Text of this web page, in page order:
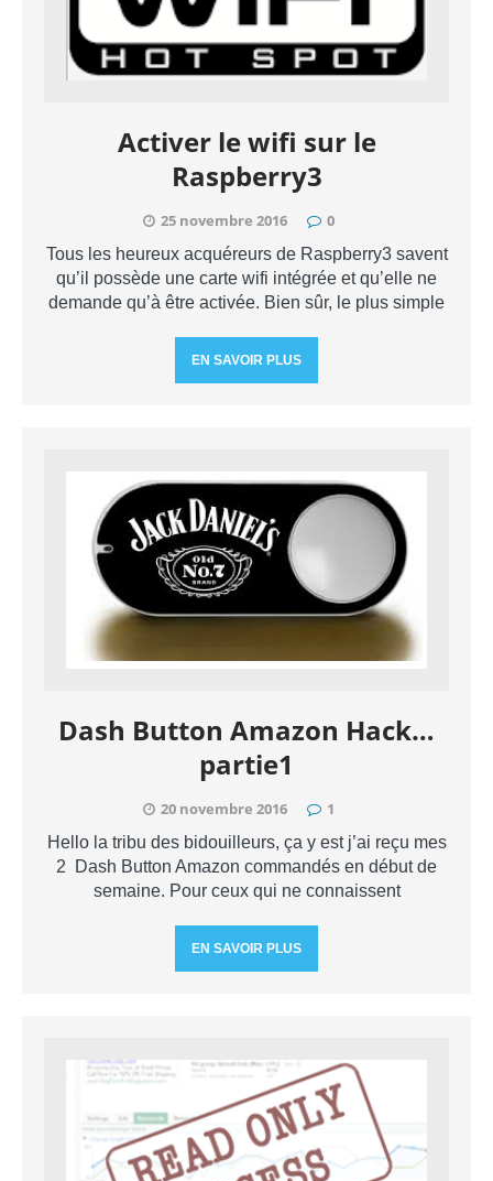
Activer le wifi sur le
Raspberry3
25 novembre 2016 0
Tous les heureux acquéreurs de Raspberry3 savent
qu’il possède une carte wifi intégrée et qu’elle ne
demande qu’à être activée. Bien sûr, le plus simple
EN SAVOIR PLUS
Dash Button Amazon Hack…
partie1
20 novembre 2016 1
Hello la tribu des bidouilleurs, ça y est j’ai reçu mes
2 Dash Button Amazon commandés en début de
semaine. Pour ceux qui ne connaissent
EN SAVOIR PLUS